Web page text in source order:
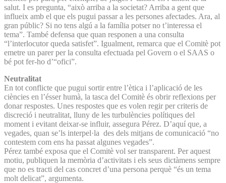
salut. I es pregunta, “això arriba a la societat? Arriba a gent que
influeix amb el que els pugui passar a les persones afectades. Ara, al
gran públic? Si no tens algú a la família potser no t’interessa el
tema”. També defensa que quan responen a una consulta
“l’interlocutor queda satisfet”. Igualment, remarca que el Comitè pot
emetre un parer per la consulta efectuada pel Govern o el SAAS o
bé pot fer-ho d’“ofici”.
Neutralitat
En tot conflicte que pugui sortir entre l’ètica i l’aplicació de les
ciències en l’ésser humà, la tasca del Comitè és obrir reflexions per
donar respostes. Unes respostes que es volen regir per criteris de
discreció i neutralitat, lluny de les turbulències polítiques del
moment i evitant deixar-se influir, assegura Pérez. D’aquí que, a
vegades, quan se’ls interpel·la des dels mitjans de comunicació “no
contestem com ens ha passat algunes vegades”.
Pérez també exposa que el Comitè vol ser transparent. Per aquest
motiu, publiquen la memòria d’activitats i els seus dictàmens sempre
que no es tracti del cas concret d’una persona perquè “és un tema
molt delicat”, argumenta.